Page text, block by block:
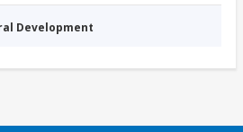
Development